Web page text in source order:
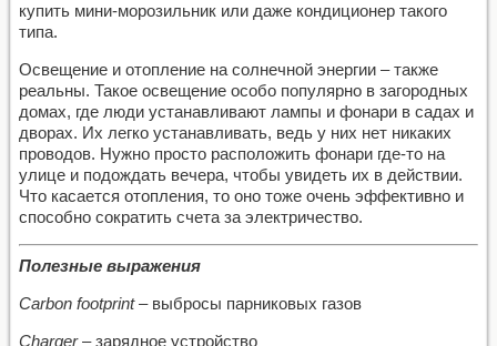
купить мини-морозильник или даже кондиционер такого
типа.
Освещение и отопление на солнечной энергии – также
реальны. Такое освещение особо популярно в загородных
домах, где люди устанавливают лампы и фонари в садах и
дворах. Их легко устанавливать, ведь у них нет никаких
проводов. Нужно просто расположить фонари где-то на
улице и подождать вечера, чтобы увидеть их в действии.
Что касается отопления, то оно тоже очень эффективно и
способно сократить счета за электричество.
Полезные выражения
Carbon footprint– выбросы парниковых газов
Charger– зарядное устройство